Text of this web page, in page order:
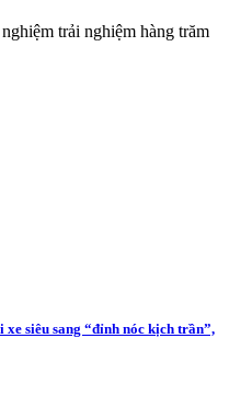
trải nghiệm hàng trăm
siêu sang “đỉnh nóc kịch trần”,